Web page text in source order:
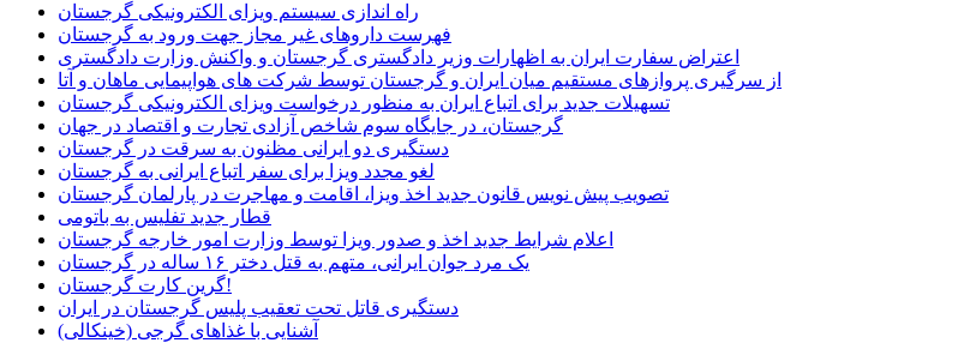
راه اندازی سیستم ویزای الکترونیکی گرجستان
فهرست داروهای غیر مجاز جهت ورود به گرجستان
اعتراض سفارت ایران به اظهارات وزیر دادگستری گرجستان و واکنش وزارت دادگستری
از سرگیری پروازهای مستقیم میان ایران و گرجستان توسط شرکت های هواپیمایی ماهان و آتا
تسهیلات جدید برای اتباع ایران به منظور درخواست ویزای الکترونیکی گرجستان
گرجستان، در جایگاه سوم شاخص آزادی تجارت و اقتصاد در جهان
دستگیری دو ایرانی مظنون به سرقت در گرجستان
لغو مجدد ویزا برای سفر اتباع ایرانی به گرجستان
تصویب پیش نویس قانون جدید اخذ ویزا، اقامت و مهاجرت در پارلمان گرجستان
قطار جدید تفلیس به باتومی
اعلام شرایط جدید اخذ و صدور ویزا توسط وزارت امور خارجه گرجستان
یک مرد جوان ایرانی، متهم به قتل دختر ۱۶ ساله در گرجستان
گرین کارت گرجستان!
دستگیری قاتل تحت تعقیب پلیس گرجستان در ایران
آشنایی با غذاهای گرجی (خینکالی)